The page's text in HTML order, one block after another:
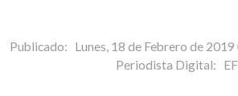
Publicado: Lunes, 18 de Febrero de 2019
Periodista Digital: